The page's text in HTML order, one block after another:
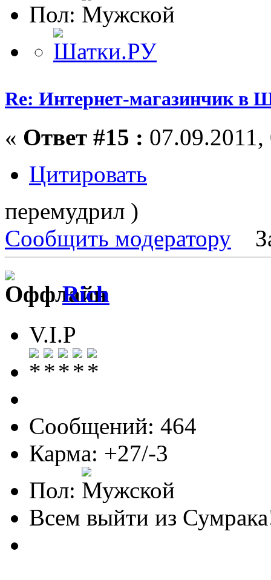
Пол:
Re: Интернет-магазинчик в
« Ответ #15 :
Цитировать
перемудрил )
Сообщить модератору
Rich
V.I.P
Сообщений: 464
Карма: +27/-3
Пол:
Всем выйти из